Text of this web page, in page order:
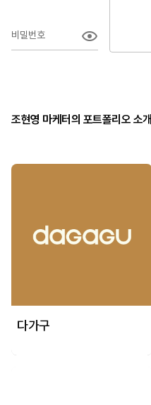
비밀번호
조현영 마케터의 포트폴리오 소개
다가구